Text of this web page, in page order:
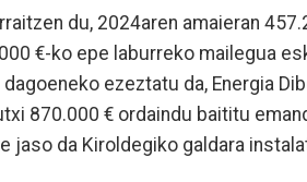
du, 2024aren amaieran
€-ko epe laburreko mailegua
ezeztatu da, Energia
870.000 € ordaindu baititu
jaso da Kiroldegiko galdara